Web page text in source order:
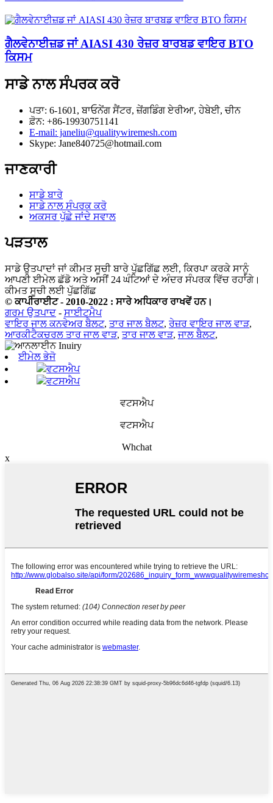
ਗੈਲਵੇਨਾਈਜ਼ਡ ਜਾਂ AIASI 430 ਰੇਜ਼ਰ ਬਾਰਬਡ ਵਾਇਰ BTO
ਕਿਸਮ
ਸਾਡੇ ਨਾਲ ਸੰਪਰਕ ਕਰੋ
ਪਤਾ: 6-1601, ਬਾਓਨੇਂਗ ਸੈਂਟਰ, ਜ਼ੇਂਗਡਿੰਗ ਏਰੀਆ, ਹੇਬੇਈ, ਚੀਨ
ਫ਼ੋਨ: +86-19930751141
E-mail: janeliu@qualitywiremesh.com
Skype: Jane840725@hotmail.com
ਜਾਣਕਾਰੀ
ਸਾਡੇ ਬਾਰੇ
ਸਾਡੇ ਨਾਲ ਸੰਪਰਕ ਕਰੋ
ਅਕਸਰ ਪੁੱਛੇ ਜਾਂਦੇ ਸਵਾਲ
ਪੜਤਾਲ
ਸਾਡੇ ਉਤਪਾਦਾਂ ਜਾਂ ਕੀਮਤ ਸੂਚੀ ਬਾਰੇ ਪੁੱਛਗਿੱਛ ਲਈ, ਕਿਰਪਾ ਕਰਕੇ ਸਾਨੂੰ
ਆਪਣੀ ਈਮੇਲ ਛੱਡੋ ਅਤੇ ਅਸੀਂ 24 ਘੰਟਿਆਂ ਦੇ ਅੰਦਰ ਸੰਪਰਕ ਵਿੱਚ ਰਹਾਂਗੇ।
ਕੀਮਤ ਸੂਚੀ ਲਈ ਪੁੱਛਗਿੱਛ
© ਕਾਪੀਰਾਈਟ - 2010-2022 : ਸਾਰੇ ਅਧਿਕਾਰ ਰਾਖਵੇਂ ਹਨ।
ਗਰਮ ਉਤਪਾਦ - ਸਾਈਟਮੈਪ
ਵਾਇਰ ਜਾਲ ਕਨਵੇਅਰ ਬੈਲਟ, ਤਾਰ ਜਾਲ ਬੈਲਟ, ਰੇਜ਼ਰ ਵਾਇਰ ਜਾਲ ਵਾੜ,
ਆਰਕੀਟੈਕਚਰਲ ਤਾਰ ਜਾਲ ਵਾੜ, ਤਾਰ ਜਾਲ ਵਾੜ,ਜਾਲ ਬੈਲਟ,
ਈਮੇਲ ਭੇਜੋ
ਵਟਸਐਪ
ਵਟਸਐਪ
ਵਟਸਐਪ
ਵਟਸਐਪ
Whchat
x